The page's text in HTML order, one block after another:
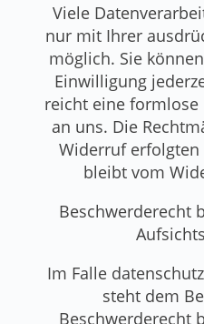
Viele
nur mit Ihrer
möglich. Sie
Einwilligung
reicht eine
an uns. Die
Widerruf
bleibt vom
Beschwerderecht
Im Falle
steht dem
Beschwerderecht